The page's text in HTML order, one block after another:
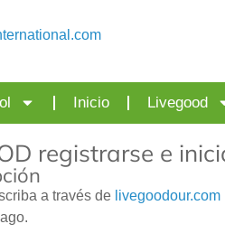
Inicio Livegood
registrarse e
a través de livegoodour.com